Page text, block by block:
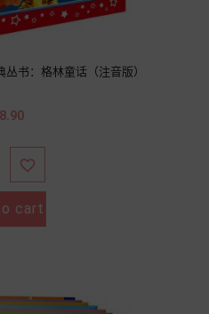
丛书：格林童话（注音版）

cart